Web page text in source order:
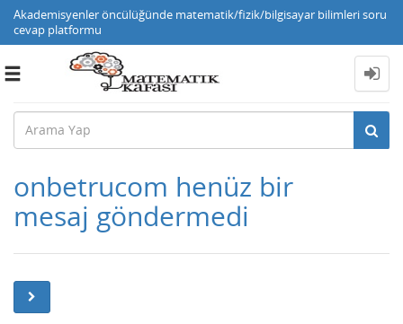
Akademisyenler öncülüğünde matematik/fizik/bilgisayar bilimleri soru
cevap platformu
Toggle
onbetrucom henüz bir
mesaj göndermedi